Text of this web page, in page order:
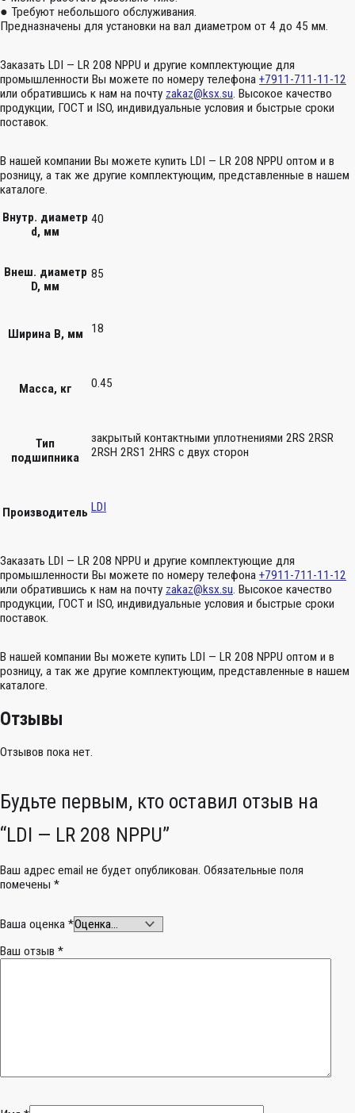
● Требуют небольшого обслуживания.
Предназначены для установки на вал диаметром от 4 до 45 мм.
Заказать LDI — LR 208 NPPU и другие комплектующие для
промышленности Вы можете по номеру телефона +7911-711-11-12
или обратившись к нам на почту zakaz@ksx.su. Высокое качество
продукции, ГОСТ и ISO, индивидуальные условия и быстрые сроки
поставок.
В нашей компании Вы можете купить LDI — LR 208 NPPU оптом и в
розницу, а так же другие комплектующим, представленные в нашем
каталоге.
Внутр. диаметр
d, мм
40
Внеш. диаметр
D, мм
85
Ширина B, мм 18
Масса, кг 0.45
Тип
подшипника
закрытый контактными уплотнениями 2RS 2RSR
2RSH 2RS1 2HRS с двух сторон
Производитель LDI
Заказать LDI — LR 208 NPPU и другие комплектующие для
промышленности Вы можете по номеру телефона +7911-711-11-12
или обратившись к нам на почту zakaz@ksx.su. Высокое качество
продукции, ГОСТ и ISO, индивидуальные условия и быстрые сроки
поставок.
В нашей компании Вы можете купить LDI — LR 208 NPPU оптом и в
розницу, а так же другие комплектующим, представленные в нашем
каталоге.
Отзывы
Отзывов пока нет.
Будьте первым, кто оставил отзыв на
“LDI — LR 208 NPPU”
Ваш адрес email не будет опубликован. Обязательные поля
помечены *
Ваша оценка *
Ваш отзыв *